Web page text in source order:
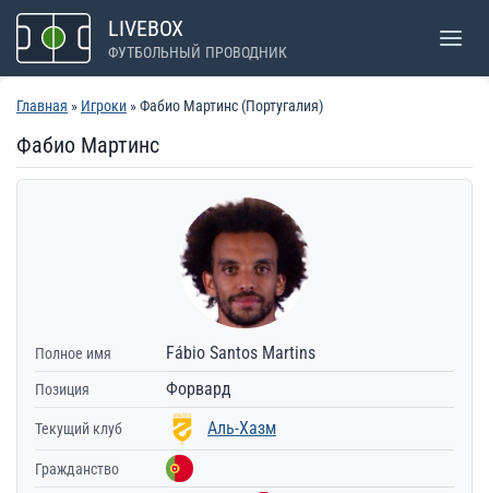
Перейти
содержимому
LIVEBOX
ФУТБОЛЬНЫЙ ПРОВОДНИК
Главная » Игроки » Фабио Мартинс (Португалия)
Фабио Мартинс
Полное имя Fábio Santos Martins
Позиция Форвард
Текущий клуб Аль-Хазм
Гражданство